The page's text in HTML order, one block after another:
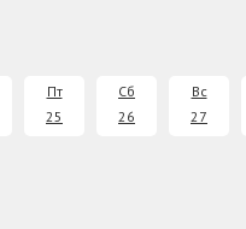
Пт
25
Сб
26
Вс
27